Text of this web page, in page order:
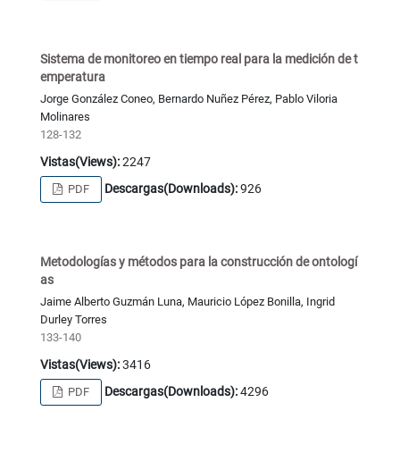
Sistema de monitoreo en tiempo real para la medición de t
emperatura
Jorge González Coneo, Bernardo Nuñez Pérez, Pablo Viloria
Molinares
128-132
Vistas(Views):2247
PDF Descargas(Downloads):926
Metodologías y métodos para la construcción de ontologí
as
Jaime Alberto Guzmán Luna, Mauricio López Bonilla, Ingrid
Durley Torres
133-140
Vistas(Views):3416
PDF Descargas(Downloads):4296